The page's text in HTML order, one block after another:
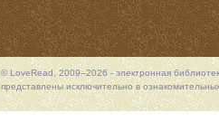
© LoveRead, 2009–2026 - электронная
представлены исключительно в